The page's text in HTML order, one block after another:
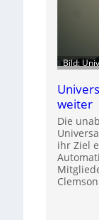
Bild:
weiter
Die
ihr Ziel